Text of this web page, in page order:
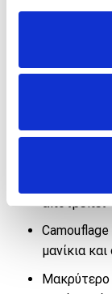
Ύφασμα σε
Άνετο και
αποτρέπει
μανίκια
Μακρύτερο